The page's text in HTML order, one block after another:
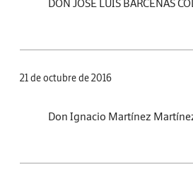
DON JOSÉ LUIS BÁRCENAS
21 de octubre de 2016
Don Ignacio Martínez